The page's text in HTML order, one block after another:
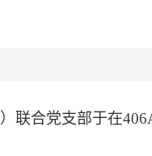
联合党支部于在